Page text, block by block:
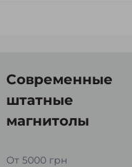
Современные
штатные
магнитолы
От 5000 грн